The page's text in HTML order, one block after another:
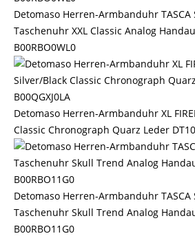
Detomaso Herren-Armbanduhr TASCA
Taschenuhr XXL Classic Analog
B00RBO0WL0
Detomaso Herren-Armbanduhr XL
Classic Chronograph Quarz Leder
Detomaso Herren-Armbanduhr TASCA
Taschenuhr Skull Trend Analog
B00RBO11G0